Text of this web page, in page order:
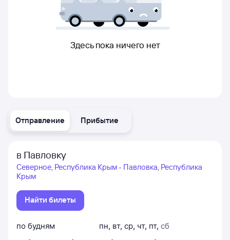
Отправление Прибытие
в Павловку
Северное, Республика Крым - Павловка, Республика
Крым
Найти билеты
по будням
пн, вт, ср, чт, пт, сб
Здесь пока ничего нет